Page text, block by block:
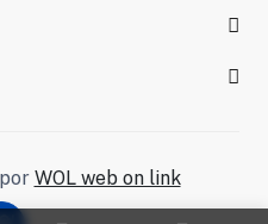
WOL web on link